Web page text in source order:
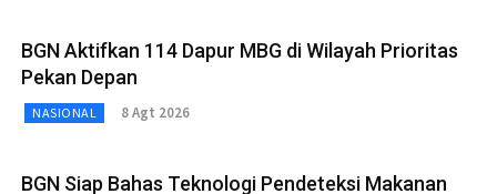
BGN Aktifkan 114 Dapur MBG di Wilayah Prioritas
Pekan Depan
NASIONAL 8 Agt 2026
BGN Siap Bahas Teknologi Pendeteksi Makanan